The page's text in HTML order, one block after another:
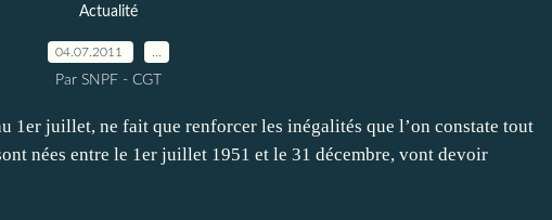
Actualité
04.07.2011
Par SNPF - CGT
1er juillet, ne fait que renforcer les inégalités que l’on constate tout
nées entre le 1er juillet 1951 et le 31 décembre, vont devoir